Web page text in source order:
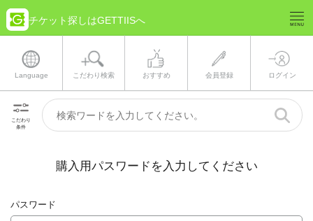
チケット探しはGETTIISへ
Language こだわり検索 おすすめ 会員登録 ログイン
こだわり
条件
購入用パスワードを入力してください
パスワード